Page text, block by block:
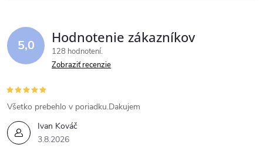
5,0 Hodnotenie zákazníkov
128 hodnotení
Zobraziť recenzie
Ivan Kováč
3.8.2026
Všetko prebehlo v poriadku.Dakujem